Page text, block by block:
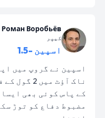
Роман Воробьёв
کیپر
اسپین -1.5
اسپین نے گروپ میں
ناک آؤٹ
کے پاس کوئی بھی